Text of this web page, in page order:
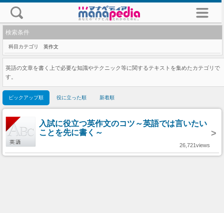
検索条件
科目カテゴリ 英作文
英語の文章を書く上で必要な知識やテクニック等に関するテキストを集めたカテゴリで
す。
ピックアップ順 役に立った順 新着順
入試に役立つ英作文のコツ～英語では言いたい
ことを先に書く～
>
26,721views